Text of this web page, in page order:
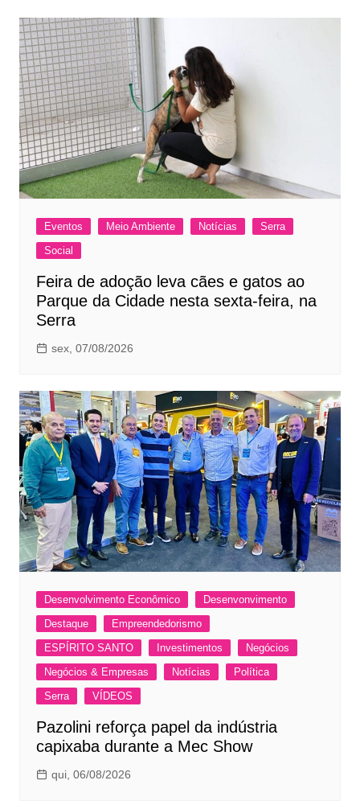
Eventos Meio Ambiente Notícias
Serra
Social
Feira de adoção leva cães e gatos ao
Parque da Cidade nesta sexta-feira, na
Serra
sex, 07/08/2026
Desenvolvimento Econômico
Desenvonvimento
Destaque
Empreendedorismo
ESPÍRITO SANTO
Investimentos
Negócios
Negócios & Empresas
Notícias
Política
Serra
VÍDEOS
Pazolini reforça papel da indústria
capixaba durante a Mec Show
qui, 06/08/2026